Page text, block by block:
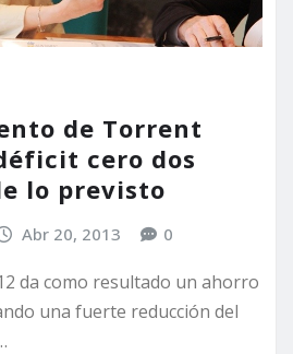
de Torrent
cero dos
lo previsto
Abr 20, 2013 0
da como resultado un ahorro
una fuerte reducción del